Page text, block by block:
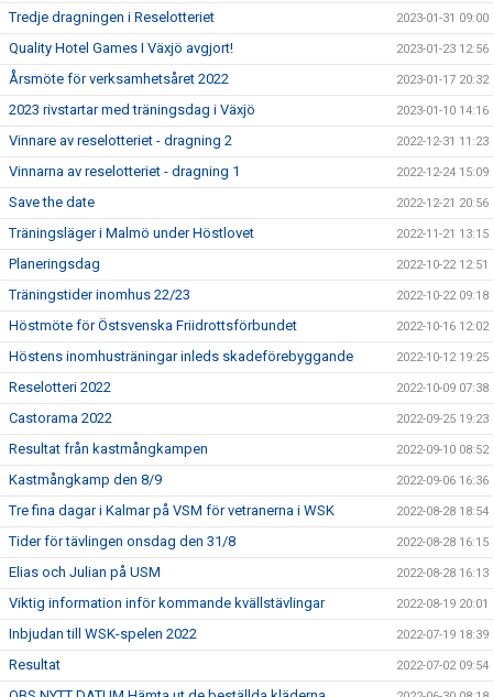
Tredje dragningen i Reselotteriet 2023-01-31 09:00
Quality Hotel Games I Växjö avgjort! 2023-01-23 12:56
Årsmöte för verksamhetsåret 2022 2023-01-17 20:32
2023 rivstartar med träningsdag i Växjö 2023-01-10 14:16
Vinnare av reselotteriet - dragning 2 2022-12-31 11:23
Vinnarna av reselotteriet - dragning 1 2022-12-24 15:09
Save the date 2022-12-21 20:56
Träningsläger i Malmö under Höstlovet 2022-11-21 13:15
Planeringsdag 2022-10-22 12:51
Träningstider inomhus 22/23 2022-10-22 09:18
Höstmöte för Östsvenska Friidrottsförbundet 2022-10-16 12:02
Höstens inomhusträningar inleds skadeförebyggande 2022-10-12 19:25
Reselotteri 2022 2022-10-09 07:38
Castorama 2022 2022-09-25 19:23
Resultat från kastmångkampen 2022-09-10 08:52
Kastmångkamp den 8/9 2022-09-06 16:36
Tre fina dagar i Kalmar på VSM för vetranerna i WSK 2022-08-28 18:54
Tider för tävlingen onsdag den 31/8 2022-08-28 16:15
Elias och Julian på USM 2022-08-28 16:13
Viktig information inför kommande kvällstävlingar 2022-08-19 20:01
Inbjudan till WSK-spelen 2022 2022-07-19 18:39
Resultat 2022-07-02 09:54